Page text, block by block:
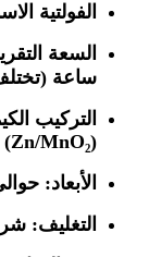
الفولتية الاسمية:
ساعة
التركيب
(Zn/MnO₂)
الأبعاد: حوالي 50.5 مم طول × 14.5
التغليف: